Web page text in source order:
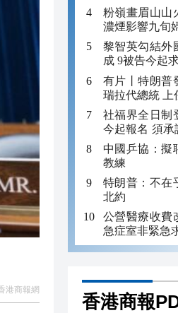
20:42
20:42
20:40
20:39
港商報網
粉嶺畫眉山山
濃煙影響九旬
黎智英勾結外
成 9被告今起
有片丨特朗普
瑞拉代總統 上
社福界全日制
今起報名 須承
至少三年
中國乒協：擬
教練
特朗普：不在
北約
公營醫療收費
急症室非緊急
香港商報